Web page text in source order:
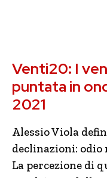
Venti20: I
puntata in
2021
Alessio Viola
declinazioni: odio
La percezione di